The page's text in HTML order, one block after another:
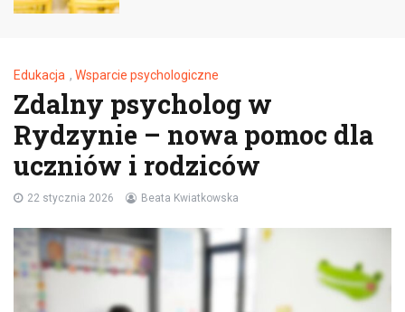
Edukacja , Wsparcie psychologiczne
Zdalny psycholog w
Rydzynie – nowa pomoc dla
uczniów i rodziców
22 stycznia 2026 Beata Kwiatkowska